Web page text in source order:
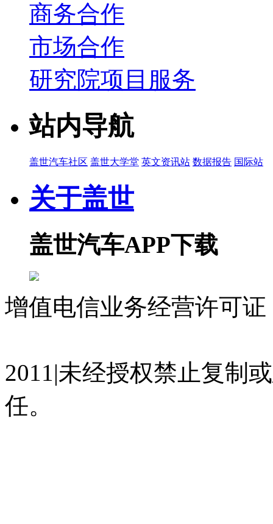
商务合作
市场合作
研究院项目服务
站内导航
盖世汽车社区 盖世大学堂 英文资讯站 数据报告 国际站
关于盖世
盖世汽车APP下载
增值电信业务经营许可
2011|未经授权禁止复制
任。